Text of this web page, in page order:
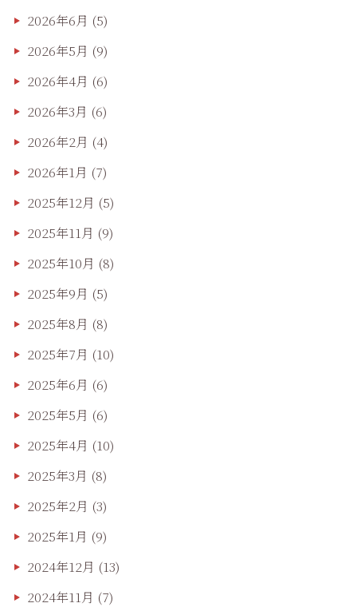
2026年6月 (5)
2026年5月 (9)
2026年4月 (6)
2026年3月 (6)
2026年2月 (4)
2026年1月 (7)
2025年12月 (5)
2025年11月 (9)
2025年10月 (8)
2025年9月 (5)
2025年8月 (8)
2025年7月 (10)
2025年6月 (6)
2025年5月 (6)
2025年4月 (10)
2025年3月 (8)
2025年2月 (3)
2025年1月 (9)
2024年12月 (13)
2024年11月 (7)